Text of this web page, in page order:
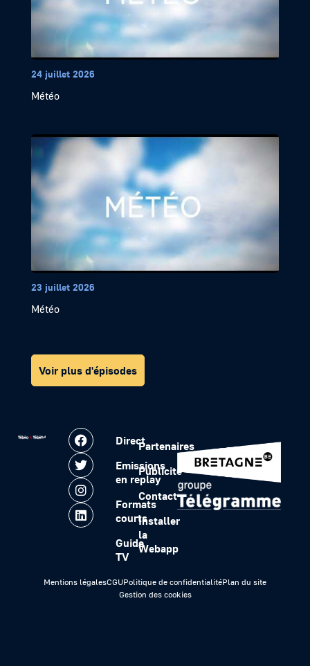
24 juillet 2026
Météo
23 juillet 2026
Météo
Voir plus d'épisodes
Direct
Emissions
en replay
Formats
courts
Guide
TV
Partenaires
Publicité
Contact
Installer
la
Webapp
Mentions légalesCGUPolitique de confidentialitéPlan du site
Gestion des cookies